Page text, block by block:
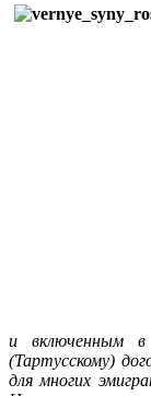
и включенным в
(Тартусскому)
для многих